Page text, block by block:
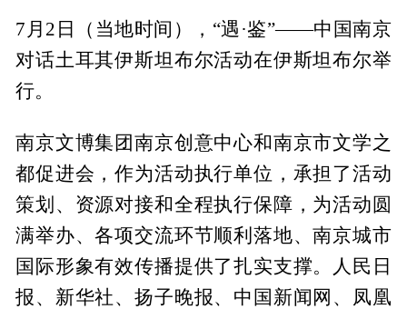
7月2日（当地时间），“遇·鉴”——中国南京
对话土耳其伊斯坦布尔活动在伊斯坦布尔举
行。
南京文博集团南京创意中心和南京市文学之
都促进会，作为活动执行单位，承担了活动
策划、资源对接和全程执行保障，为活动圆
满举办、各项交流环节顺利落地、南京城市
国际形象有效传播提供了扎实支撑。人民日
报、新华社、扬子晚报、中国新闻网、凤凰